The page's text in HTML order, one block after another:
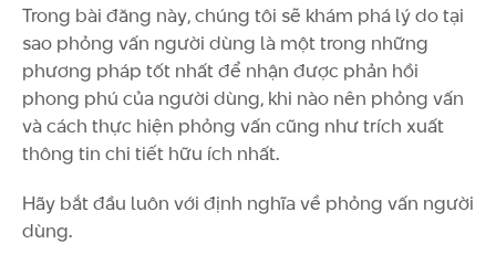
Trong bài đăng này, chúng tôi sẽ khám phá lý do tại
sao phỏng vấn người dùng là một trong những
phương pháp tốt nhất để nhận được phản hồi
phong phú của người dùng, khi nào nên phỏng vấn
và cách thực hiện phỏng vấn cũng như trích xuất
thông tin chi tiết hữu ích nhất.
Hãy bắt đầu luôn với định nghĩa về phỏng vấn người
dùng.